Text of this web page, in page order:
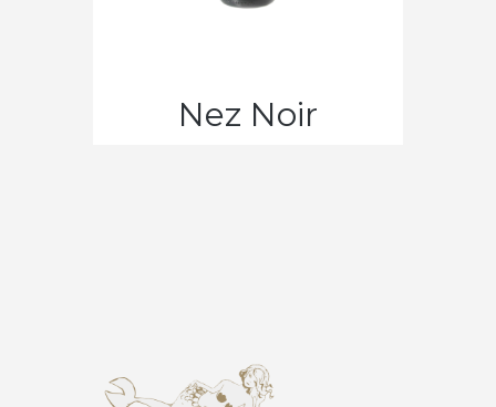
Nez Noir
Ajouter au panier